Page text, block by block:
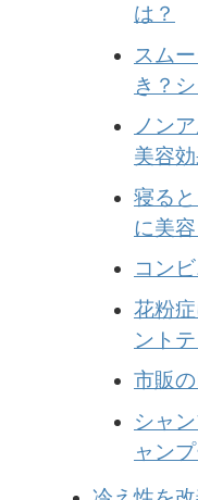
は？
スム
き？
ノン
美容
寝る
に美
コン
花粉
ント
市販
シャ
ャン